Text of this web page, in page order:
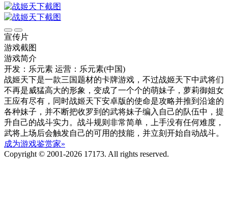
宣传片
游戏截图
游戏简介
开发：乐元素 运营：乐元素(中国)
战姬天下是一款三国题材的卡牌游戏，不过战姬天下中武将们
不再是威猛高大的形象，变成了一个个的萌妹子，萝莉御姐女
王应有尽有，同时战姬天下安卓版的使命是攻略并推到沿途的
各种妹子，并不断把收罗到的武将妹子编入自己的队伍中，提
升自己的战斗实力。战斗规则非常简单，上手没有任何难度，
武将上场后会触发自己的可用的技能，并立刻开始自动战斗。
成为游戏鉴赏家»
Copyright © 2001-2026 17173. All rights reserved.